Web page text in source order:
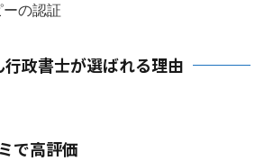
の認証
行政書士が選ばれる理由
で高評価